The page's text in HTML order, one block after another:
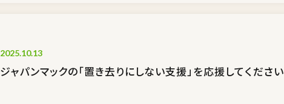
2025.10.13
ジャパンマックの「置き去りにしない支援」を応援してください